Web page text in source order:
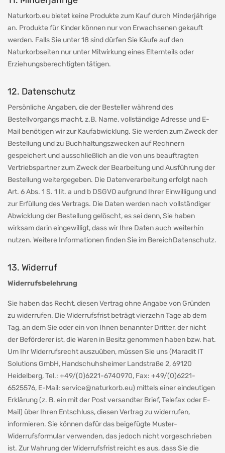
Naturkorb.eu bietet keine Produkte zum Kauf durch Minderjährige
an. Produkte für Kinder können nur von Erwachsenen gekauft
werden. Falls Sie unter 18 sind dürfen Sie Käufe auf den
Naturkorbseiten nur unter Mitwirkung eines Elternteils oder
Erziehungsberechtigten tätigen.
12. Datenschutz
Persönliche Angaben, die der Besteller während des
Bestellvorgangs macht, z.B. Name, vollständige Adresse und E-
Mail benötigen wir zur Kaufabwicklung. Sie werden zum Zweck der
Bestellung und zu Buchhaltungszwecken auf Rechnern
gespeichert und ausschließlich an die von uns beauftragten
Vertriebspartner zum Zweck der Bearbeitung und Ausführung der
Bestellung weitergegeben. Die Datenverarbeitung erfolgt nach
Art. 6 Abs. 1 S. 1 lit. a und b DSGVO aufgrund Ihrer Einwilligung und
zur Erfüllung des Vertrags. Die Daten werden nach vollständiger
Abwicklung der Bestellung gelöscht, es sei denn, Sie haben
wirksam darin eingewilligt, dass wir Ihre Daten auch weiterhin
nutzen. Weitere Informationen finden Sie im BereichDatenschutz.
13. Widerruf
Widerrufsbelehrung
Sie haben das Recht, diesen Vertrag ohne Angabe von Gründen
zu widerrufen. Die Widerrufsfrist beträgt vierzehn Tage ab dem
Tag, an dem Sie oder ein von Ihnen benannter Dritter, der nicht
der Beförderer ist, die Waren in Besitz genommen haben bzw. hat.
Um Ihr Widerrufsrecht auszuüben, müssen Sie uns (Maradit IT
Solutions GmbH, Handschuhsheimer Landstraße 2, 69120
Heidelberg, Tel.: +49/(0)6221-6740970, Fax: +49/(0)6221-
6525576, E-Mail: service@naturkorb.eu) mittels einer eindeutigen
Erklärung (z. B. ein mit der Post versandter Brief, Telefax oder E-
Mail) über Ihren Entschluss, diesen Vertrag zu widerrufen,
informieren. Sie können dafür das beigefügte Muster-
Widerrufsformular verwenden, das jedoch nicht vorgeschrieben
ist. Zur Wahrung der Widerrufsfrist reicht es aus, dass Sie die